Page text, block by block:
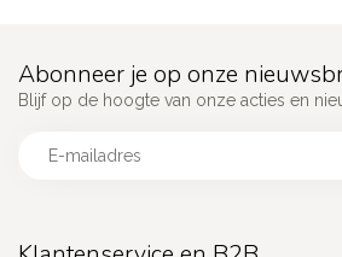
Abonneer je op onze
Blijf op de hoogte van onze acties en